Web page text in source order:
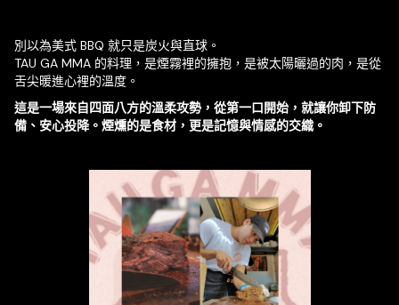
別以為美式 BBQ 就只是炭火與直球。
TAU GA MMA 的料理，是煙霧裡的擁抱，是被太陽曬過的肉，是從
舌尖暖進心裡的溫度。
這是一場來自四面八方的溫柔攻勢，從第一口開始，就讓你卸下防
備、安心投降。煙燻的是食材，更是記憶與情感的交織。